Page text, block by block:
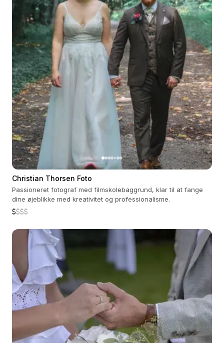
Christian Thorsen Foto
Passioneret fotograf med filmskolebaggrund, klar til at fange
dine øjeblikke med kreativitet og professionalisme.